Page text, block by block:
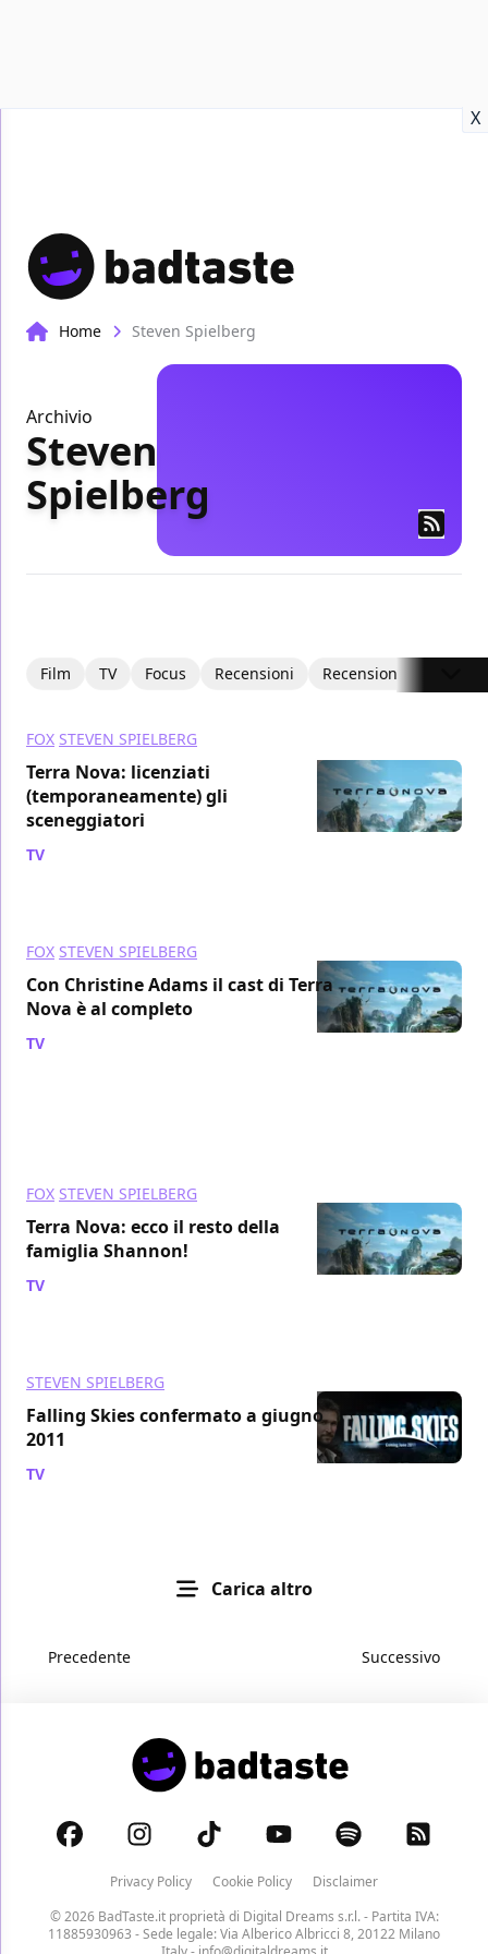
X
Home Steven Spielberg
Archivio
Steven
Spielberg
Film TV Focus Recensioni Recensioni Video
FOX STEVEN SPIELBERG
Terra Nova: licenziati
(temporaneamente) gli
sceneggiatori
TV
FOX STEVEN SPIELBERG
Con Christine Adams il cast di Terra
Nova è al completo
TV
FOX STEVEN SPIELBERG
Terra Nova: ecco il resto della
famiglia Shannon!
TV
STEVEN SPIELBERG
Falling Skies confermato a giugno
2011
TV
Carica altro
Precedente Successivo
Privacy Policy Cookie Policy
Disclaimer
© 2026 BadTaste.it proprietà di Digital Dreams s.r.l.- Partita IVA:
11885930963 - Sede legale: Via Alberico Albricci 8, 20122 Milano